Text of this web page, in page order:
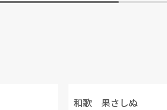
和歌 果さしぬ